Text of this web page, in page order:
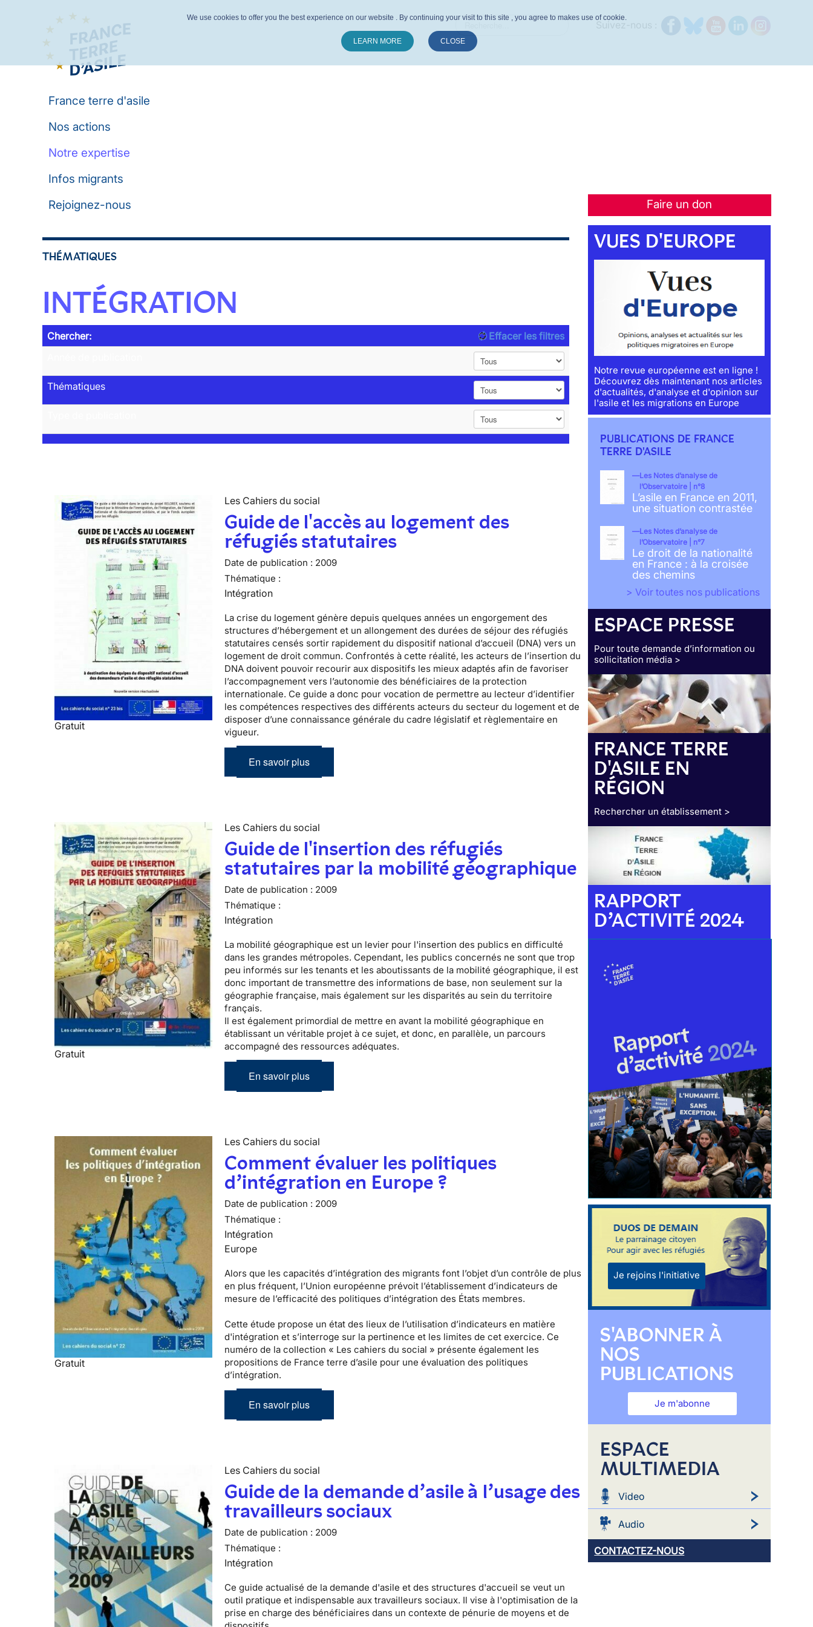
France terre d'asile
Nos actions
Notre expertise
Infos migrants
Faire un don
Rejoignez-nous
THÉMATIQUES
INTÉGRATION
Chercher:
Effacer les filtres
Thématiques
Gratuit
Les Cahiers du social
Guide de l'accès au logement des
réfugiés statutaires
Date de publication : 2009
Thématique :
Intégration
Lacrise du logement génère depuis quelques années un engorgement des
structures d’hébergement et un allongement des durées de séjour des réfugiés
statutaires censés sortir rapidement dudispositif national d’accueil (DNA) vers un
logement de droit commun. Confrontés à cette réalité, les acteurs de l’insertion du
DNA doivent pouvoir recourir aux dispositifs les mieux adaptés afin de favoriser
l’accompagnement vers l’autonomie des bénéficiaires de la protection
internationale. Ce guide a donc pour vocation de permettre au lecteur d’identifier
les compétences respectives des différents acteurs du secteur du logement et de
disposer d’une connaissance générale du cadre législatif et règlementaire en
vigueur.
En savoir plus
Gratuit
Les Cahiers du social
Guide de l'insertion des réfugiés
statutaires par la mobilité géographique
Date de publication : 2009
Thématique :
Intégration
La mobilité géographique est un levier pour l'insertion des publics en difficulté
dans les grandes métropoles. Cependant, les publics concernés ne sont que trop
peu informés sur les tenants et les aboutissants de la mobilité géographique, il est
donc important de transmettre des informations de base, non seulement sur la
géographie française, mais également sur les disparités au sein du territoire
français.
Il est également primordial de mettre en avant la mobilité géographique en
établissant un véritable projet à ce sujet, et donc, en parallèle, un parcours
accompagné des ressources adéquates.
En savoir plus
Gratuit
Les Cahiers du social
Comment évaluer les politiques
d’intégration en Europe ?
Date de publication : 2009
Thématique :
Intégration
Europe
Alors que les capacités d’intégration des migrants font l’objet d’un contrôle de plus
en plus fréquent, l’Union européenne prévoit l’établissement d’indicateurs de
mesure de l’efficacité des politiques d’intégration des États membres.
Cette étude propose un état des lieux de l’utilisation d’indicateurs en matière
d'intégration et s’interroge sur la pertinence et les limites de cet exercice. Ce
numéro de la collection « Les cahiers du social » présente également les
propositions de France terre d’asile pour une évaluation des politiques
d’intégration.
En savoir plus
Les Cahiers du social
Guide de la demande d’asile à l’usage des
travailleurs sociaux
Date de publication : 2009
Thématique :
Intégration
Ce guide actualisé de la demande d'asile et des structures d'accueil se veut un
outil pratique et indispensable aux travailleurs sociaux. Il vise à l'optimisation de la
prise en charge des bénéficiaires dans un contexte de pénurie de moyens et de
VUES D'EUROPE
Notre revue européenne est en ligne !
Découvrez dès maintenant nos articles
d'actualités, d'analyse et d'opinion sur
l'asile et les migrations en Europe
PUBLICATIONS DE FRANCE
TERRE D'ASILE
Les Notes d’analyse de
l’Observatoire | n°8
L’asile en France en 2011,
une situation contrastée
Les Notes d’analyse de
l’Observatoire | n°7
Le droit de la nationalité
en France : à la croisée
des chemins
> Voir toutes nos publications
ESPACE PRESSE
Pour toute demande d’information ou
sollicitation média >
FRANCE TERRE
D'ASILE EN
RÉGION
Rechercher un établissement >
RAPPORT
D’ACTIVITÉ 2024
Je rejoins l'initiative
S'ABONNER À
NOS
PUBLICATIONS
Je m'abonne
ESPACE
MULTIMEDIA
Video
Audio
CONTACTEZ-NOUS
We use cookies to offer you the best experience on our website . By continuing your visit to this site , you agree to makes use of cookie.
LEARN MORE CLOSE